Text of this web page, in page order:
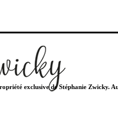
exclusive de Stéphanie